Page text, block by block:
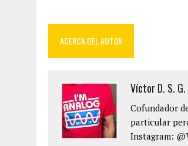
ACERCA DEL AUTOR
Víctor D. S. G.
Cofundador
particular
Instagram: